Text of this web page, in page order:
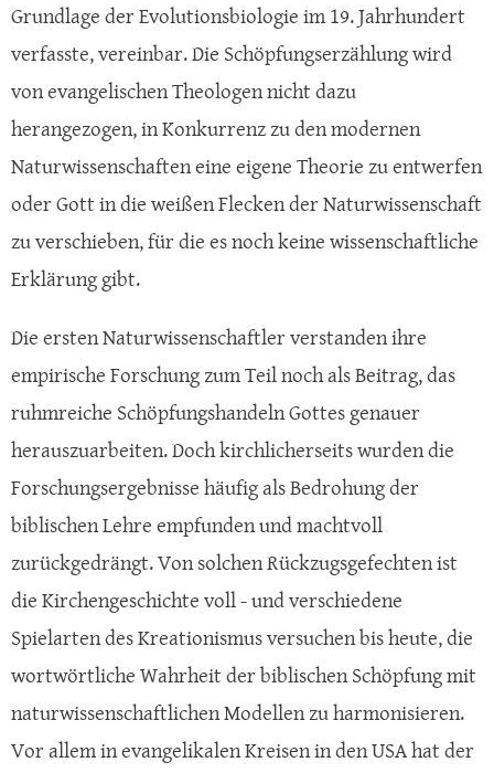
Grundlage der Evolutionsbiologie im 19. Jahrhundert
verfasste, vereinbar. Die Schöpfungserzählung wird
von evangelischen Theologen nicht dazu
herangezogen, in Konkurrenz zu den modernen
Naturwissenschaften eine eigene Theorie zu entwerfen
oder Gott in die weißen Flecken der Naturwissenschaft
zu verschieben, für die es noch keine wissenschaftliche
Erklärung gibt.
Die ersten Naturwissenschaftler verstanden ihre
empirische Forschung zum Teil noch als Beitrag, das
ruhmreiche Schöpfungshandeln Gottes genauer
herauszuarbeiten. Doch kirchlicherseits wurden die
Forschungsergebnisse häufig als Bedrohung der
biblischen Lehre empfunden und machtvoll
zurückgedrängt. Von solchen Rückzugsgefechten ist
die Kirchengeschichte voll - und verschiedene
Spielarten des Kreationismus versuchen bis heute, die
wortwörtliche Wahrheit der biblischen Schöpfung mit
naturwissenschaftlichen Modellen zu harmonisieren.
Vor allem in evangelikalen Kreisen in den USA hat der